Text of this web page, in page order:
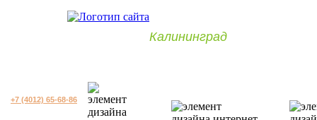
Калининград
+7 (4012) 65-68-86